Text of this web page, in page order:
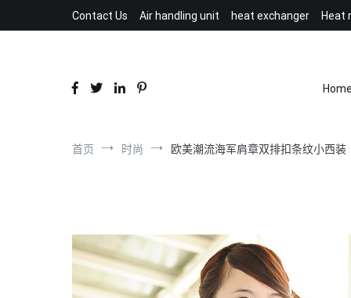
到
Contact Us Air handling unit heat exchanger Heat
首页 时尚 欧美潮流海军肩章双排扣条纹小西装